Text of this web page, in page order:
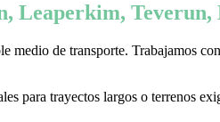
Leaperkim, Teverun,
medio de transporte. Trabajamos
para trayectos largos o terrenos